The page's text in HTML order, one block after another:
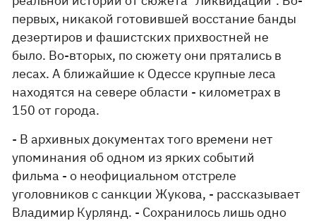
первых, никакой готовившей восстание банды
дезертиров и фашистских прихвостней не
было. Во-вторых, по сюжету они прятались в
лесах. А ближайшие к Одессе крупные леса
находятся на севере области - километрах в
150 от города.
- В архивных документах того времени нет
упоминания об одном из ярких событий
фильма - о неофициальном отстреле
уголовников с санкции Жукова, - рассказывает
Владимир Курлянд. - Сохранилось лишь одно